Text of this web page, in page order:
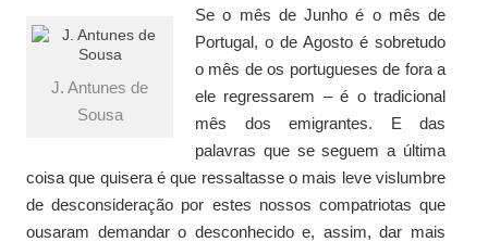
J. Antunes de
Sousa
Se o mês de Junho é o mês de
Portugal, o de Agosto é sobretudo
o mês de os portugueses de fora a
ele regressarem – é o tradicional
mês dos emigrantes. E das
palavras que se seguem a última
coisa que quisera é que ressaltasse o mais leve vislumbre
de desconsideração por estes nossos compatriotas que
ousaram demandar o desconhecido e, assim, dar mais